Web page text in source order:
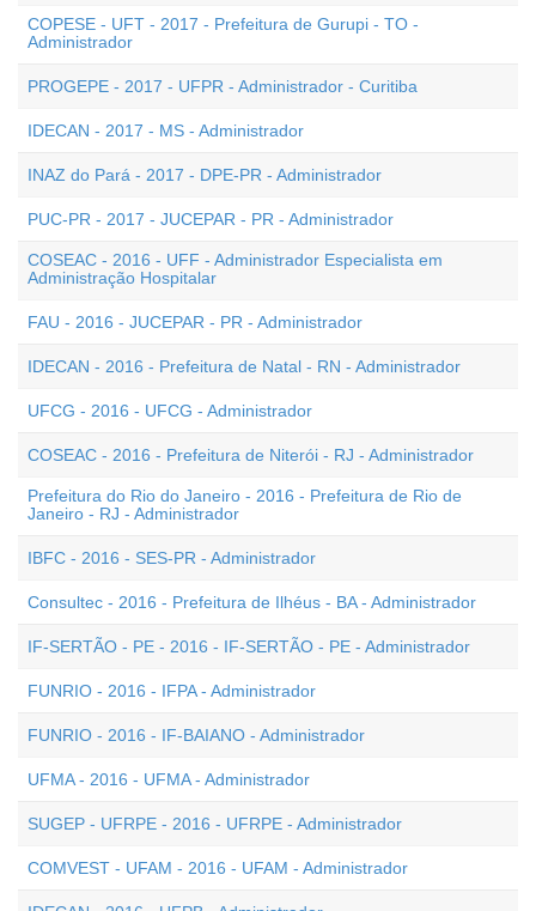
COPESE - UFT - 2017 - Prefeitura de Gurupi - TO -
Administrador
PROGEPE - 2017 - UFPR - Administrador - Curitiba
IDECAN - 2017 - MS - Administrador
INAZ do Pará - 2017 - DPE-PR - Administrador
PUC-PR - 2017 - JUCEPAR - PR - Administrador
COSEAC - 2016 - UFF - Administrador Especialista em
Administração Hospitalar
FAU - 2016 - JUCEPAR - PR - Administrador
IDECAN - 2016 - Prefeitura de Natal - RN - Administrador
UFCG - 2016 - UFCG - Administrador
COSEAC - 2016 - Prefeitura de Niterói - RJ - Administrador
Prefeitura do Rio do Janeiro - 2016 - Prefeitura de Rio de
Janeiro - RJ - Administrador
IBFC - 2016 - SES-PR - Administrador
Consultec - 2016 - Prefeitura de Ilhéus - BA - Administrador
IF-SERTÃO - PE - 2016 - IF-SERTÃO - PE - Administrador
FUNRIO - 2016 - IFPA - Administrador
FUNRIO - 2016 - IF-BAIANO - Administrador
UFMA - 2016 - UFMA - Administrador
SUGEP - UFRPE - 2016 - UFRPE - Administrador
COMVEST - UFAM - 2016 - UFAM - Administrador